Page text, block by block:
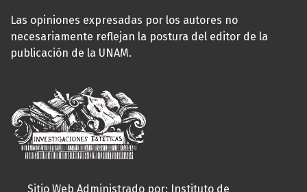
Las opiniones expresadas por los autores no
necesariamente reflejan la postura del editor de la
publicación de la UNAM.
Sitio Web Administrado por: Instituto de